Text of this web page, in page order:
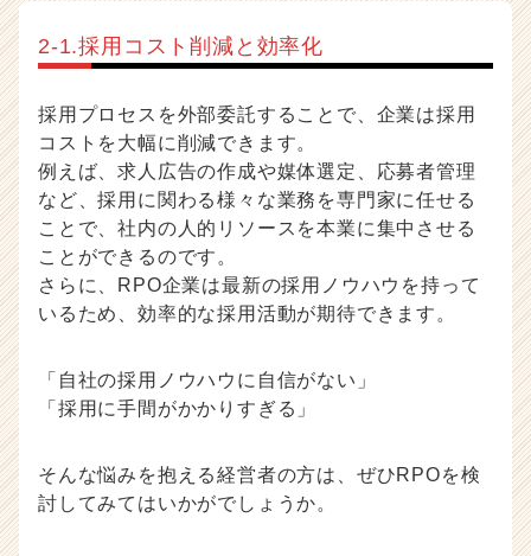
2-1.採用コスト削減と効率化
採用プロセスを外部委託することで、企業は採用
コストを大幅に削減できます。
例えば、求人広告の作成や媒体選定、応募者管理
など、採用に関わる様々な業務を専門家に任せる
ことで、社内の人的リソースを本業に集中させる
ことができるのです。
さらに、RPO企業は最新の採用ノウハウを持って
いるため、効率的な採用活動が期待できます。
「自社の採用ノウハウに自信がない」
「採用に手間がかかりすぎる」
そんな悩みを抱える経営者の方は、ぜひRPOを検
討してみてはいかがでしょうか。